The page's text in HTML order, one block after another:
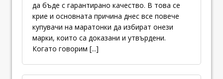
да бъде с гарантирано качество. В това се
крие и основната причина днес все повече
купувачи на маратонки да избират онези
марки, които са доказани и утвърдени.
Когато говорим [...]